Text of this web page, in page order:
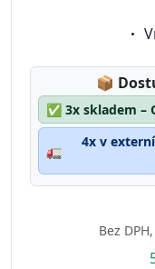
📦
✅ 3x skladem –
🚛
4x v
Bez